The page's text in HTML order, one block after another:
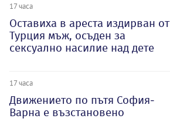
17 часа
Оставиха в ареста издирван от
Турция мъж, осъден за
сексуално насилие над дете
17 часа
Движението по пътя София-
Варна е възстановено